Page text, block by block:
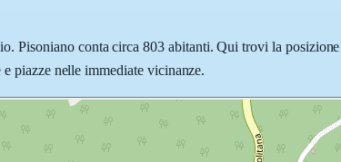
conta circa 803 abitanti. Qui trovi la
piazze nelle immediate vicinanze.